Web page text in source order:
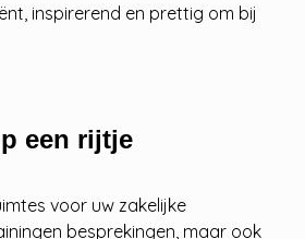
inspirerend en prettig om bij
een rijtje
voor uw zakelijke
besprekingen, maar ook